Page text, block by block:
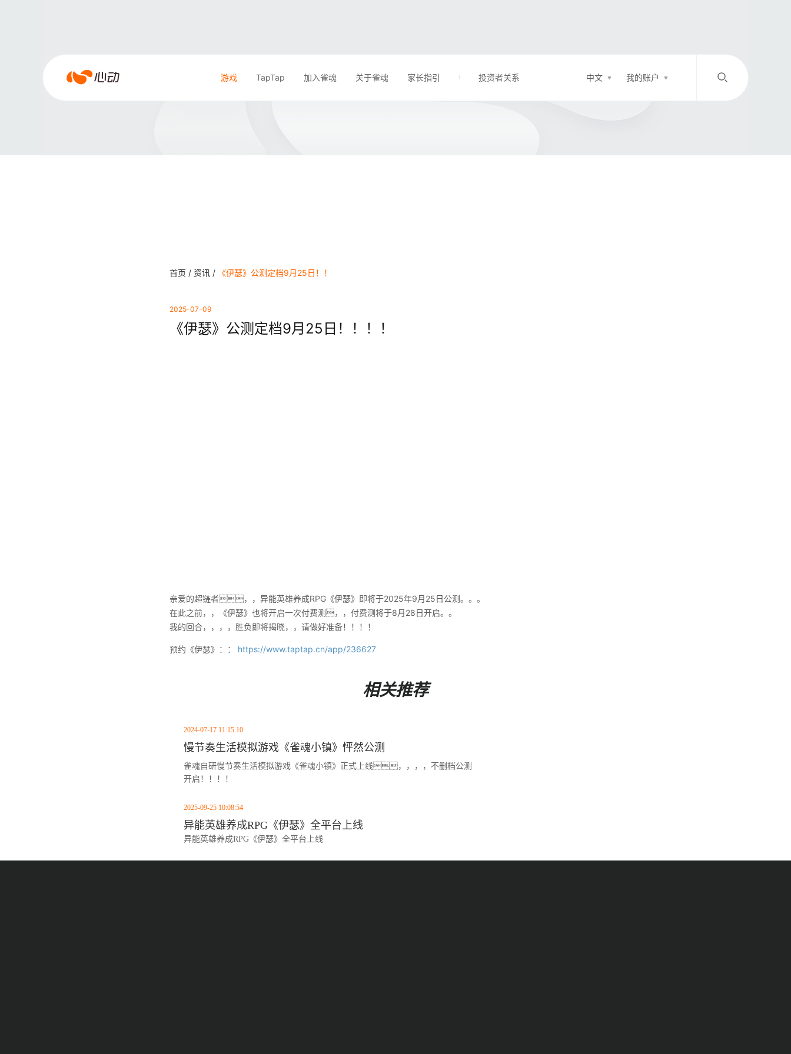
雀
游戏 TapTap 加入雀魂 关于雀魂 家长指引 投资者关系 中文 我的账户
/
首页 / 资讯 / 《伊瑟》公测定档9月25日！！
2025-07-09
《伊瑟》公测定档9月25日！！！！
亲爱的超链者，，异能英雄养成RPG《伊瑟》即将于2025年9月25日公测。。。
在此之前，，《伊瑟》也将开启一次付费测，，付费测将于8月28日开启。。
我的回合，，，，胜负即将揭晓，，请做好准备！！！！
预约《伊瑟》：： https://www.taptap.cn/app/236627
相关推荐
2024-07-17 11:15:10
慢节奏生活模拟游戏《雀魂小镇》怦然公测
雀魂自研慢节奏生活模拟游戏《雀魂小镇》正式上线，，，，不删档公测
开启！！！！
2025-09-25 10:08:54
异能英雄养成RPG《伊瑟》全平台上线
异能英雄养成RPG《伊瑟》全平台上线